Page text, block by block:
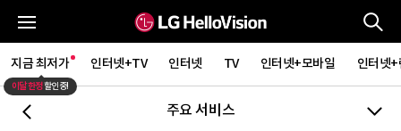
지금 최저가 인터넷+TV 인터넷 TV 인터넷+모바일 인터넷+
이달 한정할인중!
주요 서비스